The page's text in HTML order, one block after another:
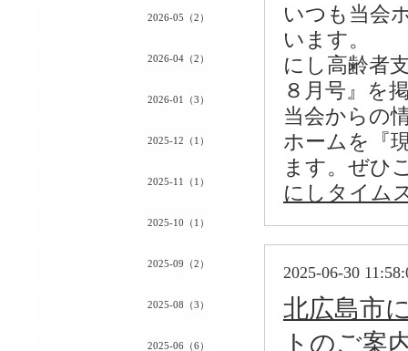
2026-05（2）
2026-04（2）
2026-01（3）
2025-12（1）
2025-11（1）
2025-10（1）
2025-09（2）
2025-08（3）
2025-06（6）
いつも当会
います。
にし高齢者
８月号』を
当会からの
ホームを『
ます。ぜひ
にしタイム
2025-06-30
北広島市
トのご案